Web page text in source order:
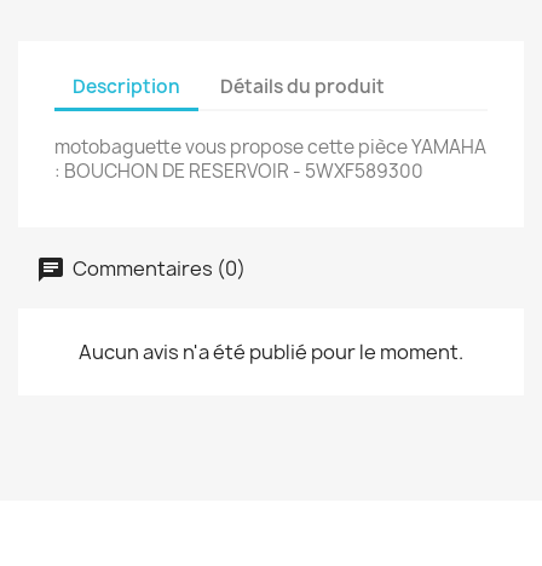
Description Détails du produit
motobaguette vous propose cette pièce YAMAHA
: BOUCHON DE RESERVOIR - 5WXF589300
Commentaires (0)
Aucun avis n'a été publié pour le moment.